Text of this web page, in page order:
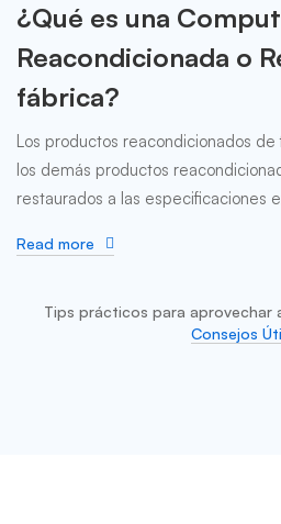
¿Qué es una
Reacondicionada o
fábrica?
Los productos reacondicionados
los demás productos
restaurados a las especificaciones
Read more
Tips prácticos para aprovechar
Consejos